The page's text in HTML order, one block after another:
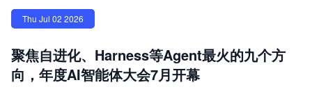
Thu Jul 02 2026
聚焦自进化、Harness等Agent最火的九个方
向，年度AI智能体大会7月开幕